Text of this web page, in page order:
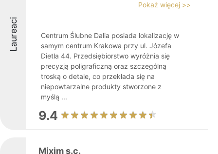
Laureaci
Pokaż więcej >>
Centrum Ślubne Dalia posiada lokalizację w
samym centrum Krakowa przy ul. Józefa
Dietla 44. Przedsiębiorstwo wyróżnia się
precyzją poligraficzną oraz szczególną
troską o detale, co przekłada się na
niepowtarzalne produkty stworzone z
myślą ...
9.4
Mixim s.c.